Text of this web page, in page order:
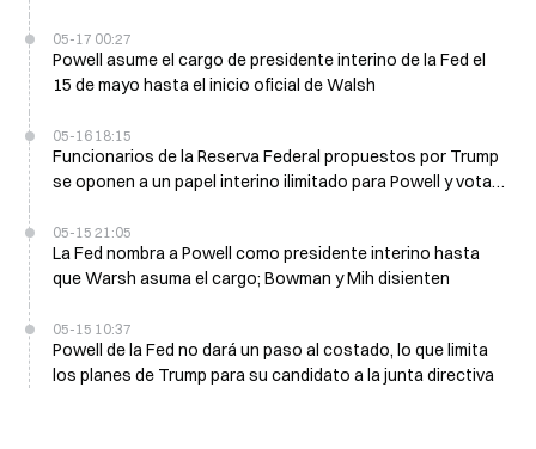
05-17 00:27
Powell asume el cargo de presidente interino de la Fed el
15 de mayo hasta el inicio oficial de Walsh
05-16 18:15
Funcionarios de la Reserva Federal propuestos por Trump
se oponen a un papel interino ilimitado para Powell y votan
05-15 21:05
La Fed nombra a Powell como presidente interino hasta
que Warsh asuma el cargo; Bowman y Mih disienten
05-15 10:37
Powell de la Fed no dará un paso al costado, lo que limita
los planes de Trump para su candidato a la junta directiva